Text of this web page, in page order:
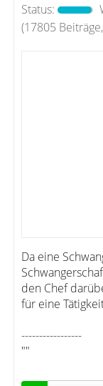
Status:
(17805
Da eine
den Chef
für eine
-----------------
""